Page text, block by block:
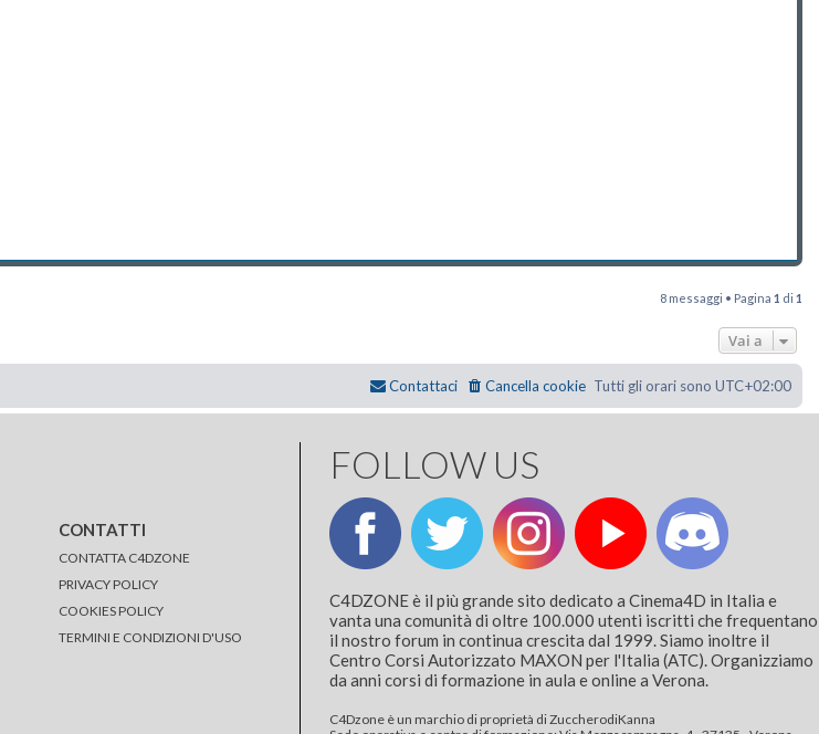
8 messaggi • Pagina 1 di 1
Vai a
Tutti gli orari sono UTC+02:00
Cancella cookie
Contattaci
CONTATTI
CONTATTA C4DZONE
PRIVACY POLICY
COOKIES POLICY
TERMINI E CONDIZIONI D'USO
FOLLOW US
C4DZONE è il più grande sito dedicato a Cinema4D in Italia e
vanta una comunità di oltre 100.000 utenti iscritti che frequentano
il nostro forum in continua crescita dal 1999. Siamo inoltre il
Centro Corsi Autorizzato MAXON per l'Italia (ATC). Organizziamo
da anni corsi di formazione in aula e online a Verona.
C4Dzone è un marchio di proprietà di ZuccherodiKanna